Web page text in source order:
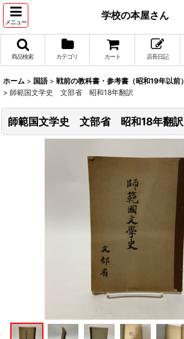
メニュー
学校の本屋さん
商品検索 カテゴリ カート 店長日記
ホーム > 国語 > 戦前の教科書・参考書（昭和19年以前）
> 師範国文学史 文部省 昭和18年翻訳
師範国文学史 文部省 昭和18年翻訳